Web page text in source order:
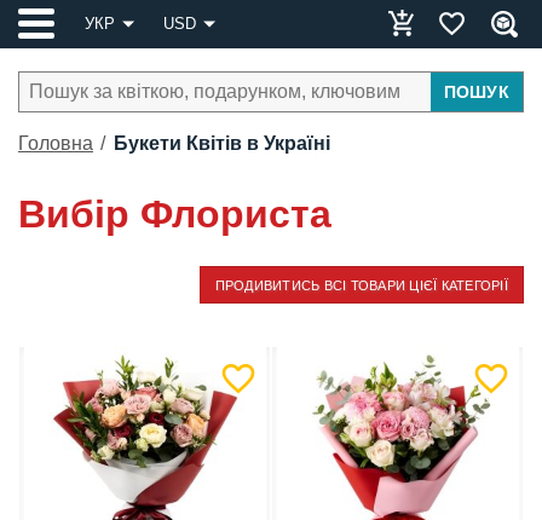
УКР USD
ПОШУК
Головна Букети Квітів в Україні
Вибір Флориста
ПРОДИВИТИСЬ ВСІ ТОВАРИ ЦІЄЇ КАТЕГОРІЇ